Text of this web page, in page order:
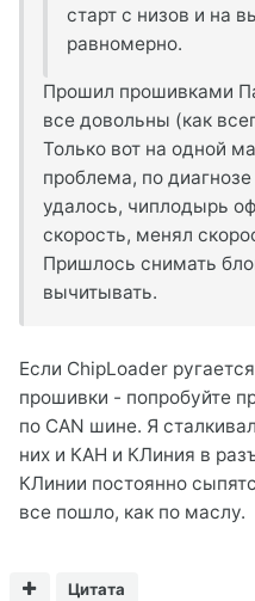
старт с низов и на
равномерно.
Прошил прошивками
все довольны (как
Только вот на одной
проблема, по
удалось, чиплодырь
скорость, менял
Пришлось снимать
вычитывать.
Если ChipLoader
прошивки - попробуйте
по CAN шине. Я
них и КАН и КЛиния в
КЛинии постоянно
все пошло, как по маслу.
Цитата